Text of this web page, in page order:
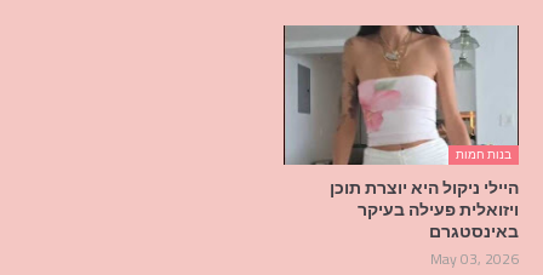
בנות חמות
היילי ניקול היא יוצרת תוכן
ויזואלית פעילה בעיקר
באינסטגרם
May 03, 2026